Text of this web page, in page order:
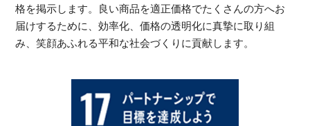
格を掲示します。良い商品を適正価格でたくさんの方へお
届けするために、効率化、価格の透明化に真摯に取り組
み、笑顔あふれる平和な社会づくりに貢献します。